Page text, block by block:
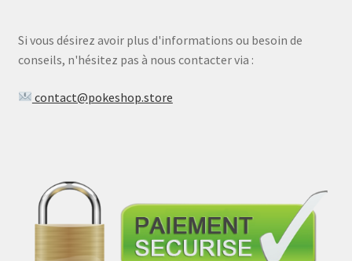
Si vous désirez avoir plus d'informations ou besoin de
conseils, n'hésitez pas à nous contacter via :
contact@pokeshop.store